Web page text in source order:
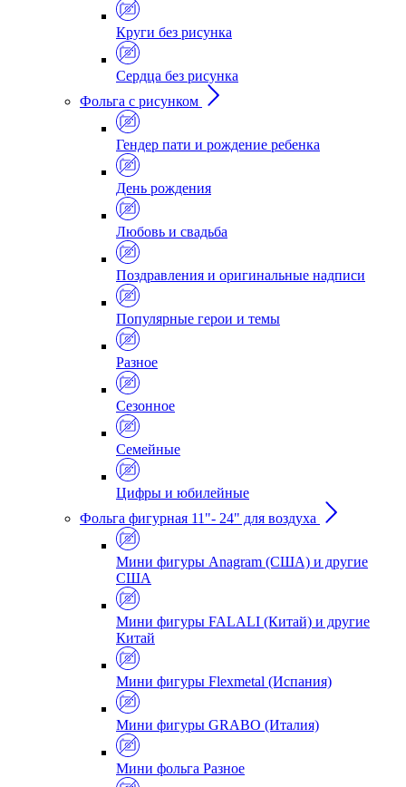
Круги без рисунка
Сердца без рисунка
Фольга с рисунком
Гендер пати и рождение ребенка
День рождения
Любовь и свадьба
Поздравления и оригинальные надписи
Популярные герои и темы
Разное
Сезонное
Семейные
Цифры и юбилейные
Фольга фигурная 11"- 24" для воздуха
Мини фигуры Anagram (США) и другие
США
Мини фигуры FALALI (Китай) и другие
Китай
Мини фигуры Flexmetal (Испания)
Мини фигуры GRABO (Италия)
Мини фольга Разное